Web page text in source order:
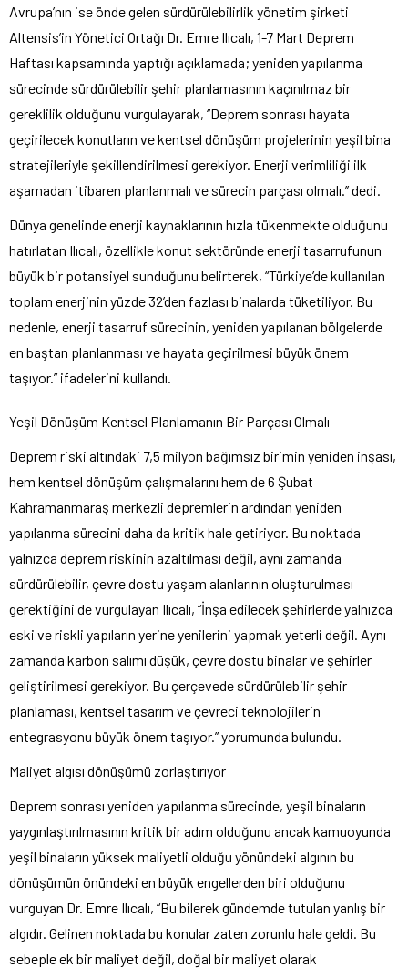
Avrupa’nın ise önde gelen sürdürülebilirlik yönetim şirketi
Altensis’in Yönetici Ortağı Dr. Emre Ilıcalı, 1-7 Mart Deprem
Haftası kapsamında yaptığı açıklamada; yeniden yapılanma
sürecinde sürdürülebilir şehir planlamasının kaçınılmaz bir
gereklilik olduğunu vurgulayarak, ‘’Deprem sonrası hayata
geçirilecek konutların ve kentsel dönüşüm projelerinin yeşil bina
stratejileriyle şekillendirilmesi gerekiyor. Enerji verimliliği ilk
aşamadan itibaren planlanmalı ve sürecin parçası olmalı.’’ dedi.
Dünya genelinde enerji kaynaklarının hızla tükenmekte olduğunu
hatırlatan Ilıcalı, özellikle konut sektöründe enerji tasarrufunun
büyük bir potansiyel sunduğunu belirterek, “Türkiye’de kullanılan
toplam enerjinin yüzde 32’den fazlası binalarda tüketiliyor. Bu
nedenle, enerji tasarruf sürecinin, yeniden yapılanan bölgelerde
en baştan planlanması ve hayata geçirilmesi büyük önem
taşıyor.” ifadelerini kullandı.
Yeşil Dönüşüm Kentsel Planlamanın Bir Parçası Olmalı
Deprem riski altındaki 7,5 milyon bağımsız birimin yeniden inşası,
hem kentsel dönüşüm çalışmalarını hem de 6 Şubat
Kahramanmaraş merkezli depremlerin ardından yeniden
yapılanma sürecini daha da kritik hale getiriyor. Bu noktada
yalnızca deprem riskinin azaltılması değil, aynı zamanda
sürdürülebilir, çevre dostu yaşam alanlarının oluşturulması
gerektiğini de vurgulayan Ilıcalı, “İnşa edilecek şehirlerde yalnızca
eski ve riskli yapıların yerine yenilerini yapmak yeterli değil. Aynı
zamanda karbon salımı düşük, çevre dostu binalar ve şehirler
geliştirilmesi gerekiyor. Bu çerçevede sürdürülebilir şehir
planlaması, kentsel tasarım ve çevreci teknolojilerin
entegrasyonu büyük önem taşıyor.” yorumunda bulundu.
Maliyet algısı dönüşümü zorlaştırıyor
Deprem sonrası yeniden yapılanma sürecinde, yeşil binaların
yaygınlaştırılmasının kritik bir adım olduğunu ancak kamuoyunda
yeşil binaların yüksek maliyetli olduğu yönündeki algının bu
dönüşümün önündeki en büyük engellerden biri olduğunu
vurguyan Dr. Emre Ilıcalı, “Bu bilerek gündemde tutulan yanlış bir
algıdır. Gelinen noktada bu konular zaten zorunlu hale geldi. Bu
sebeple ek bir maliyet değil, doğal bir maliyet olarak